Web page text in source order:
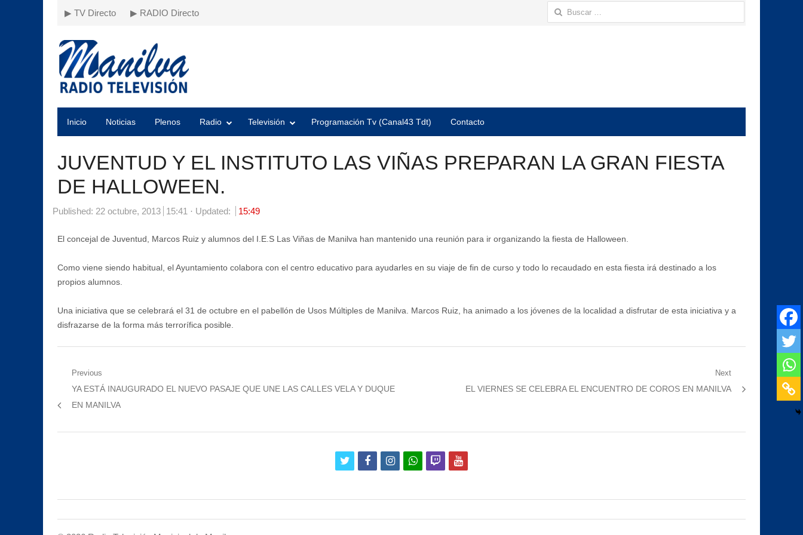
▶ TV Directo ▶ RADIO Directo Buscar:
Inicio Noticias Plenos Radio Televisión Programación Tv (Canal43 Tdt) Contacto
JUVENTUD Y EL INSTITUTO LAS VIÑAS PREPARAN LA GRAN FIESTA
DE HALLOWEEN.
Published: 22 octubre, 2013 15:41 Updated: 15:49
El concejal de Juventud, Marcos Ruiz y alumnos del I.E.S Las Viñas de Manilva han mantenido una reunión para ir organizando la fiesta de Halloween.
Como viene siendo habitual, el Ayuntamiento colabora con el centro educativo para ayudarles en su viaje de fin de curso y todo lo recaudado en esta fiesta irá destinado a los
propios alumnos.
Una iniciativa que se celebrará el 31 de octubre en el pabellón de Usos Múltiples de Manilva. Marcos Ruiz, ha animado a los jóvenes de la localidad a disfrutar de esta iniciativa y a
disfrazarse de la forma más terrorífica posible.
Navegación
Previous
Previous
post:
YA ESTÁ INAUGURADO EL NUEVO PASAJE QUE UNE LAS CALLES VELA Y DUQUE
EN MANILVA
Next
Next
EL VIERNES SE CELEBRA EL ENCUENTRO DE COROS EN MANILVA
twitterfacebookinstagramwhatsapp
twitchyoutube